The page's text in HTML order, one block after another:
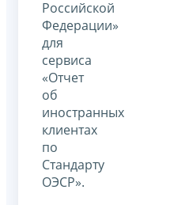
Российской
Федерации»
для
сервиса
«Отчет
об
иностранных
клиентах
по
Стандарту
ОЭСР».